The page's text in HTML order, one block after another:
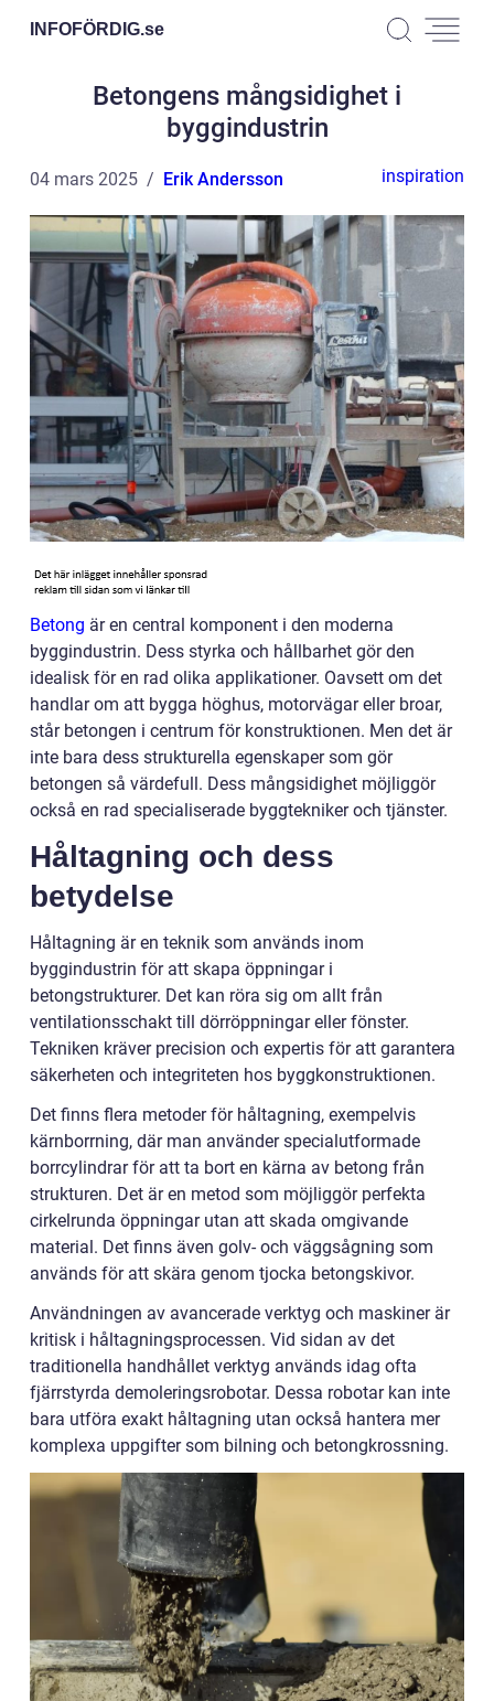
INFOFÖRDIG.se
Betongens mångsidighet i
byggindustrin
04 mars 2025 Erik Andersson inspiration
Betong är en central komponent i den moderna
byggindustrin. Dess styrka och hållbarhet gör den
idealisk för en rad olika applikationer. Oavsett om det
handlar om att bygga höghus, motorvägar eller broar,
står betongen i centrum för konstruktionen. Men det är
inte bara dess strukturella egenskaper som gör
betongen så värdefull. Dess mångsidighet möjliggör
också en rad specialiserade byggtekniker och tjänster.
Håltagning och dess
betydelse
Håltagning är en teknik som används inom
byggindustrin för att skapa öppningar i
betongstrukturer. Det kan röra sig om allt från
ventilationsschakt till dörröppningar eller fönster.
Tekniken kräver precision och expertis för att garantera
säkerheten och integriteten hos byggkonstruktionen.
Det finns flera metoder för håltagning, exempelvis
kärnborrning, där man använder specialutformade
borrcylindrar för att ta bort en kärna av betong från
strukturen. Det är en metod som möjliggör perfekta
cirkelrunda öppningar utan att skada omgivande
material. Det finns även golv- och väggsågning som
används för att skära genom tjocka betongskivor.
Användningen av avancerade verktyg och maskiner är
kritisk i håltagningsprocessen. Vid sidan av det
traditionella handhållet verktyg används idag ofta
fjärrstyrda demoleringsrobotar. Dessa robotar kan inte
bara utföra exakt håltagning utan också hantera mer
komplexa uppgifter som bilning och betongkrossning.